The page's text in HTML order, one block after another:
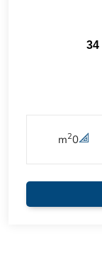
0
m2